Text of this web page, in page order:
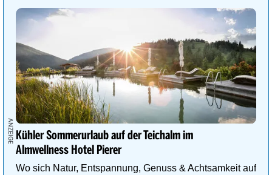
Kühler Sommerurlaub auf der Teichalm im
Almwellness Hotel Pierer
Wo sich Natur, Entspannung, Genuss & Achtsamkeit auf